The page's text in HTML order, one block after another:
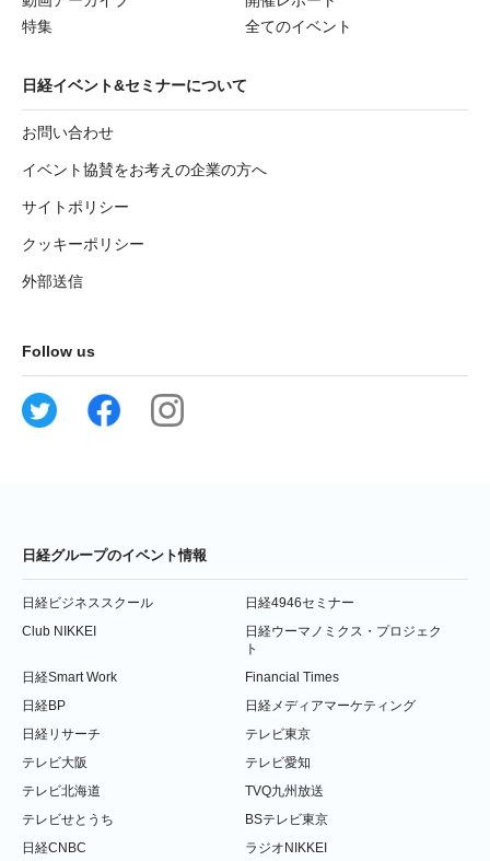
特集
全てのイベント
日経イベント&セミナーについて
お問い合わせ
イベント協賛をお考えの企業の方へ
サイトポリシー
クッキーポリシー
外部送信
Follow us
日経グループのイベント情報
日経ビジネススクール
日経4946セミナー
Club NIKKEI
日経ウーマノミクス・プロジェク
ト
日経Smart Work
Financial Times
日経BP
日経メディアマーケティング
日経リサーチ
テレビ東京
テレビ大阪
テレビ愛知
テレビ北海道
TVQ九州放送
テレビせとうち
BSテレビ東京
日経CNBC
ラジオNIKKEI